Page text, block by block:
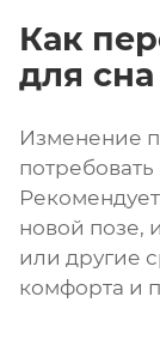
Как
для сна
Изменение
новой позе,
или другие
комфорта и